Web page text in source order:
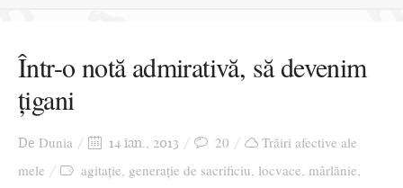
Stari afective
Zice Dunia
Cursuri povestite
Ziua culorii
Într-o notă admirativă, să devenim
țigani
De Dunia 14 ian., 2013 20
Trăiri afective ale
mele
agitație, generație de sacrificiu, locvace, mârlănie,